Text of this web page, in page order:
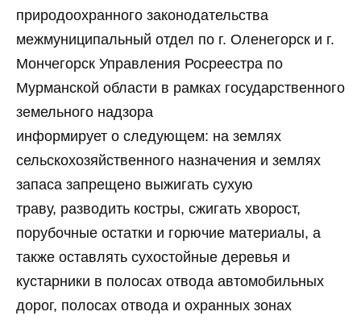
природоохранного законодательства
межмуниципальный отдел по г. Оленегорск и г.
Мончегорск Управления Росреестра по
Мурманской области в рамках государственного
земельного надзора
информирует о следующем: на землях
сельскохозяйственного назначения и землях
запаса запрещено выжигать сухую
траву, разводить костры, сжигать хворост,
порубочные остатки и горючие материалы, а
также оставлять сухостойные деревья и
кустарники в полосах отвода автомобильных
дорог, полосах отвода и охранных зонах